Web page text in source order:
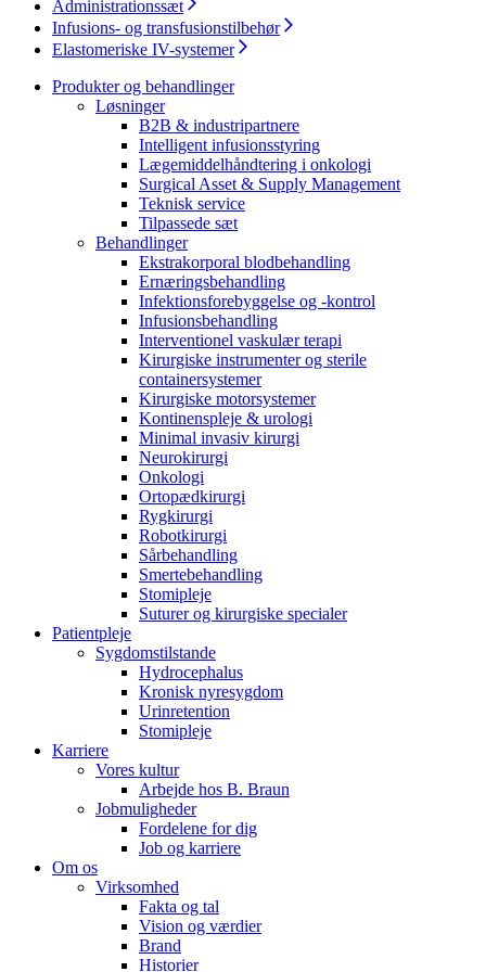
Produktoversigter
Find det produkt, du leder efter. Besøg B. Brauns
produktkatalog med vores komplette portefølje.
I dialog med B. Braun. Lad os tale sammen.
Administrationssæt
Infusions- og transfusionstilbehør
Elastomeriske IV-systemer
Produkter og behandlinger
Løsninger
B2B & industripartnere
Intelligent infusionsstyring
Lægemiddelhåndtering i onkologi
Surgical Asset & Supply Management
Teknisk service
Tilpassede sæt
Behandlinger
Ekstrakorporal blodbehandling
Ernæringsbehandling
Infektionsforebyggelse og -kontrol
Infusionsbehandling
Interventionel vaskulær terapi
Kirurgiske instrumenter og sterile
containersystemer
Kirurgiske motorsystemer
Kontinenspleje & urologi
Minimal invasiv kirurgi
Neurokirurgi
Onkologi
Ortopædkirurgi
Rygkirurgi
Robotkirurgi
Sårbehandling
Smertebehandling
Stomipleje
Suturer og kirurgiske specialer
Patientpleje
Sygdomstilstande
Hydrocephalus
Kronisk nyresygdom
Urinretention
Stomipleje
Karriere
Vores kultur
Arbejde hos B. Braun
Jobmuligheder
Fordelene for dig
Job og karriere
Om os
Virksomhed
Fakta og tal
Vision og værdier
Brand
Historier